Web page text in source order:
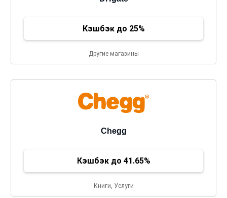
Кэшбэк до 25%
Другие магазины
Chegg
Кэшбэк до 41.65%
Книги, Услуги